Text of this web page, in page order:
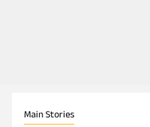
Main Stories